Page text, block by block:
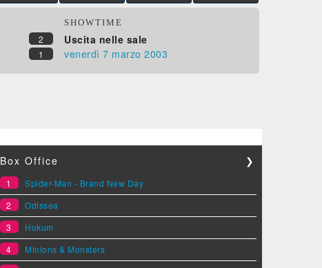
2
1
SHOWTIME
Uscita nelle sale
venerdì 7 marzo 2003
Box Office ❯
1
Spider-Man - Brand New Day
2
Odissea
3
Hokum
4
Minions & Monsters